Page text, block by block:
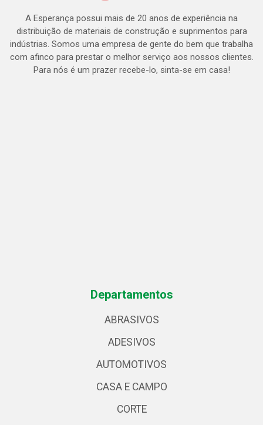
A Esperança possui mais de 20 anos de experiência na
distribuição de materiais de construção e suprimentos para
indústrias. Somos uma empresa de gente do bem que trabalha
com afinco para prestar o melhor serviço aos nossos clientes.
Para nós é um prazer recebe-lo, sinta-se em casa!
Departamentos
ABRASIVOS
ADESIVOS
AUTOMOTIVOS
CASA E CAMPO
CORTE